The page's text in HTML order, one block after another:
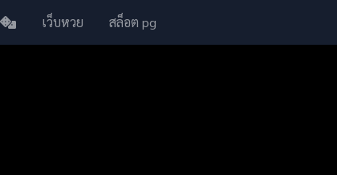
เว็บหวย สล็อต pg